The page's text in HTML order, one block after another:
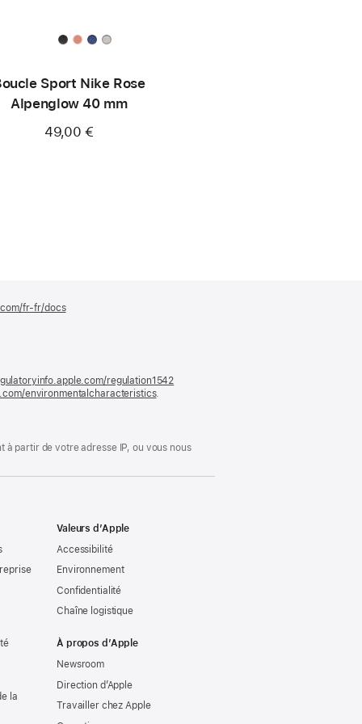
Sport Nike Rose
Alpenglow 40 mm
49,00 €
fr-fr/docs(s’ouvre
regulation1542
environmentalcharacteristics.
partir de votre adresse IP, ou vous nous
la
Valeurs d’Apple
Accessibilité
Environnement
Confidentialité
Chaîne logistique
À propos d’Apple
Newsroom
Direction d’Apple
Travailler chez Apple